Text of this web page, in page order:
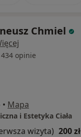
Chmiel
434 opinie
• Mapa
i Estetyka Ciała
wizyta) 200 zł